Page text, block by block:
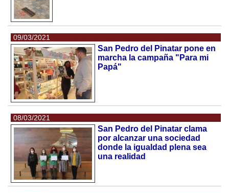
09/03/2021
San Pedro del Pinatar pone en
marcha la campaña "Para mi
Papá"
08/03/2021
San Pedro del Pinatar clama
por alcanzar una sociedad
donde la igualdad plena sea
una realidad